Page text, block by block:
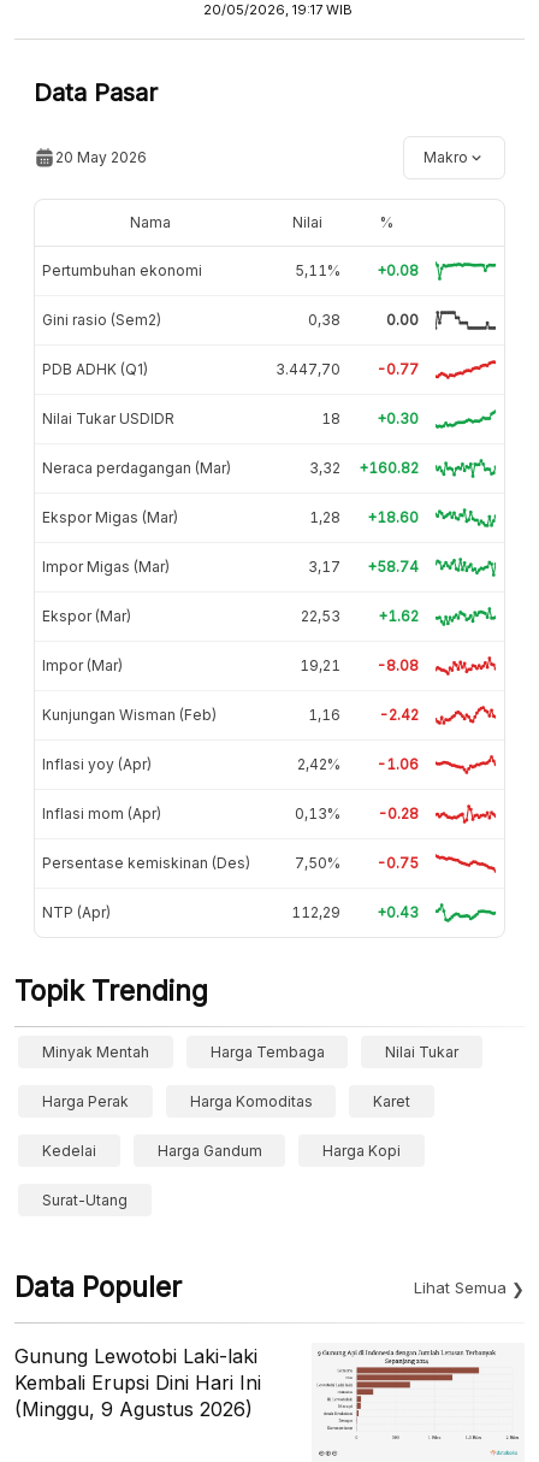
20/05/2026, 19:17 WIB
Data Pasar
20 May 2026 Makro
Nama Nilai %
Pertumbuhan ekonomi 5,11% +0.08
Gini rasio (Sem2) 0,38 0.00
PDB ADHK (Q1) 3.447,70 -0.77
Nilai Tukar USDIDR 18 +0.30
Neraca perdagangan (Mar) 3,32 +160.82
Ekspor Migas (Mar) 1,28 +18.60
Impor Migas (Mar) 3,17 +58.74
Ekspor (Mar) 22,53 +1.62
Impor (Mar) 19,21 -8.08
Kunjungan Wisman (Feb) 1,16 -2.42
Inflasi yoy (Apr) 2,42% -1.06
Inflasi mom (Apr) 0,13% -0.28
Persentase kemiskinan (Des) 7,50% -0.75
NTP (Apr) 112,29 +0.43
Topik Trending
Minyak Mentah Harga Tembaga Nilai Tukar
Harga Perak Harga Komoditas Karet
Kedelai Harga Gandum Harga Kopi
Surat-Utang
Data Populer Lihat Semua
Gunung Lewotobi Laki-laki
Kembali Erupsi Dini Hari Ini
(Minggu, 9 Agustus 2026)